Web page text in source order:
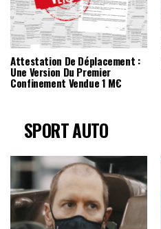
Attestation De Déplacement :
Une Version Du Premier
Confinement Vendue 1 M€
SPORT AUTO